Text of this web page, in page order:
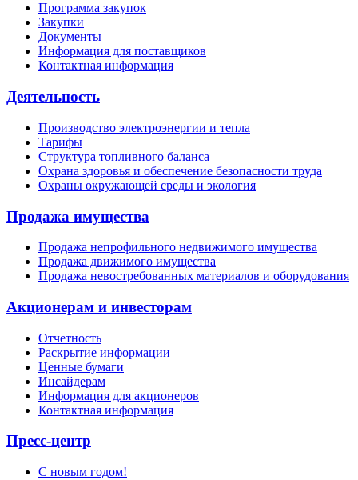
Программа закупок
Закупки
Документы
Информация для поставщиков
Контактная информация
Деятельность
Производство электроэнергии и тепла
Тарифы
Структура топливного баланса
Охрана здоровья и обеспечение безопасности труда
Охраны окружающей среды и экология
Продажа имущества
Продажа непрофильного недвижимого имущества
Продажа движимого имущества
Продажа невостребованных материалов и оборудования
Акционерам и инвесторам
Отчетность
Раскрытие информации
Ценные бумаги
Инсайдерам
Информация для акционеров
Контактная информация
Пресс-центр
С новым годом!